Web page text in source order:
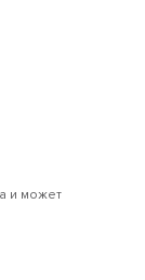
и может